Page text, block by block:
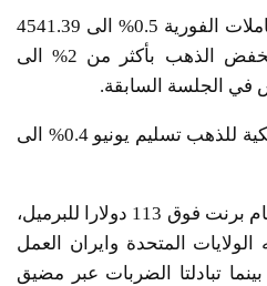
وارتفع سعر الذهب في المعاملات ‌الفورية 0.5% الى 4541.39
دولار للأوقية (الأونصة)، وانخفض الذهب بأكثر من 2% الى
وصعدت العقود الآجلة الأمريكية للذهب تسليم يونيو 0.4% الى
وارتفع الدولار، وحوم سعر خام برنت فوق 113 دولارا للبرميل،
المتحدة وايران العمل
تبادلتا الضربات عبر مضيق